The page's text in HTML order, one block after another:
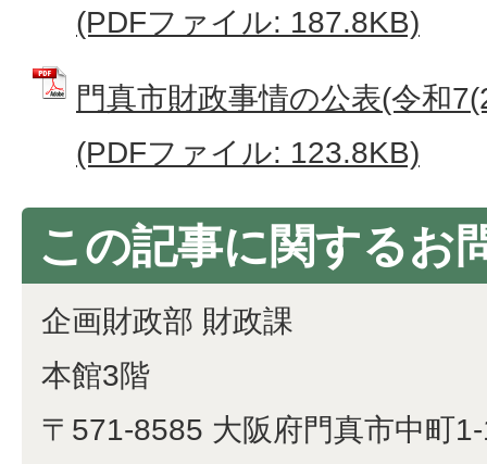
(PDFファイル: 187.8KB)
門真市財政事情の公表(令和
(PDFファイル: 123.8KB)
この記事に関するお
企画財政部 財政課
本館3階
〒571-8585 大阪府門真市中町